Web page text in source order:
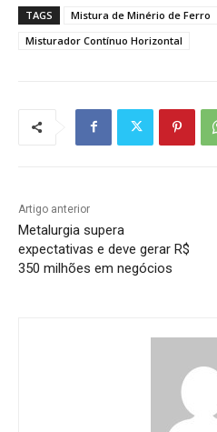
TAGS
Mistura de Minério de Ferro
Misturador Contínuo Horizontal
Artigo anterior
Metalurgia supera
expectativas e deve gerar R$
350 milhões em negócios